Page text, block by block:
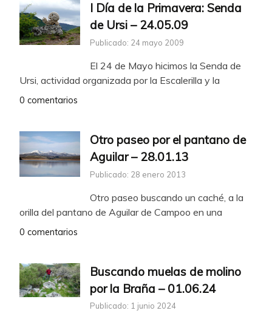
I Día de la Primavera: Senda
de Ursi – 24.05.09
Publicado: 24 mayo 2009
El 24 de Mayo hicimos la Senda de
Ursi, actividad organizada por la Escalerilla y la
0 comentarios
Otro paseo por el pantano de
Aguilar – 28.01.13
Publicado: 28 enero 2013
Otro paseo buscando un caché, a la
orilla del pantano de Aguilar de Campoo en una
0 comentarios
Buscando muelas de molino
por la Braña – 01.06.24
Publicado: 1 junio 2024